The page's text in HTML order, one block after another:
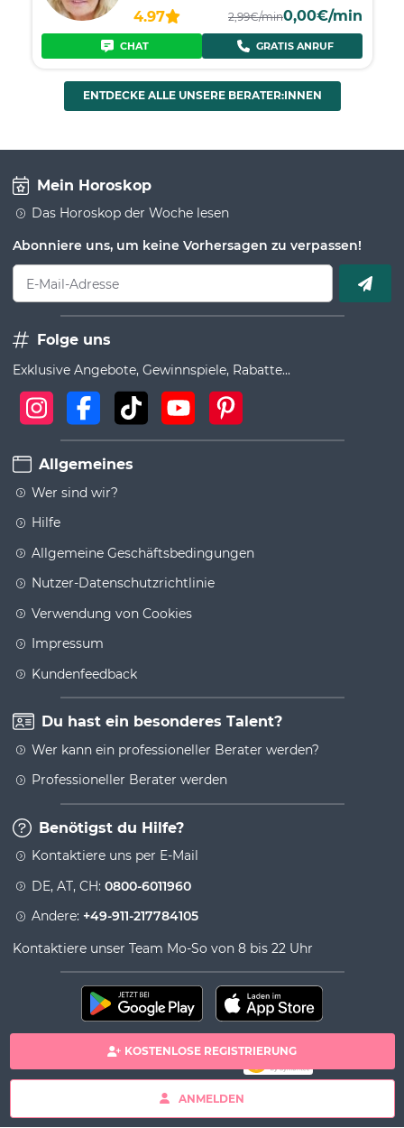
KOSTENLOSE REGISTRIERUNG
ANMELDEN
4.97 2,99€/min0,00€/min
CHAT GRATIS ANRUF
ENTDECKE ALLE UNSERE BERATER:INNEN
Mein Horoskop
Das Horoskop der Woche lesen
Abonniere uns, um keine Vorhersagen zu verpassen!
E-Mail-Adresse
Folge uns
Exklusive Angebote, Gewinnspiele, Rabatte...
Allgemeines
Wer sind wir?
Hilfe
Allgemeine Geschäftsbedingungen
Nutzer-Datenschutzrichtlinie
Verwendung von Cookies
Impressum
Kundenfeedback
Du hast ein besonderes Talent?
Wer kann ein professioneller Berater werden?
Professioneller Berater werden
Benötigst du Hilfe?
Kontaktiere uns per E-Mail
DE, AT, CH: 0800-6011960
Andere: +49-911-217784105
Kontaktiere unser Team Mo-So von 8 bis 22 Uhr
100% sichere Zahlung
Copyright& copy 2026 Viversum - Powered by Ingenio